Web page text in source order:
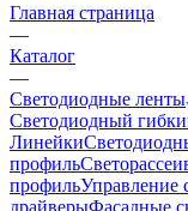
Главная страница
—
Каталог
—
Светодиодные ленты
Светодиодный
Линейки
профиль
профильУправление
драйверыФасадные